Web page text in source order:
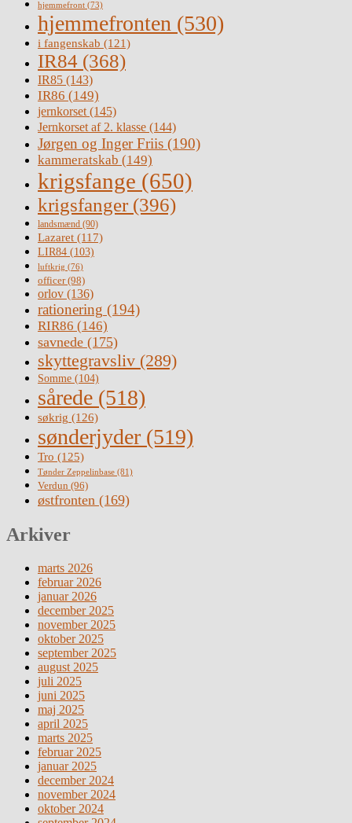
hjemmefront (73)
hjemmefronten (530)
i fangenskab (121)
IR84 (368)
IR85 (143)
IR86 (149)
jernkorset(145)
Jernkorset af 2. klasse (144)
Jørgen og Inger Friis (190)
kammeratskab (149)
krigsfange (650)
krigsfanger (396)
landsmænd (90)
Lazaret (117)
LIR84 (103)
luftkrig (76)
officer(98)
orlov (136)
rationering (194)
RIR86 (146)
savnede (175)
skyttegravsliv (289)
Somme (104)
sårede (518)
søkrig (126)
sønderjyder (519)
Tro (125)
Tønder Zeppelinbase (81)
Verdun (96)
østfronten (169)
Arkiver
marts 2026
februar 2026
januar 2026
december 2025
november 2025
oktober 2025
september 2025
august 2025
juli 2025
juni 2025
maj 2025
april 2025
marts 2025
februar 2025
januar 2025
december 2024
november 2024
oktober 2024